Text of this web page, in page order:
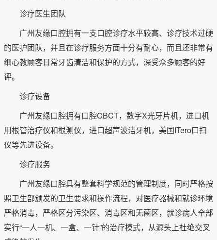
诊疗医生团队
广州友缘口腔拥有一支口腔诊疗水平较高、诊疗技术过硬
的医护团队，并且在诊疗服务方面十分有耐心，而且还非常有
细心教顾客日常牙齿清洁和保护的方式，深受众多顾客的好
评。
诊疗设备
广州友缘口腔拥有口腔CBCT，数字X光牙片机，进口机
用根管治疗仪和根测仪，进口超声波洁牙机，美国ITero口扫
仪等先进设备。
诊疗服务
广州友缘口腔具有整套科学规范的管理制度，同时严格按
照卫生部颁发的卫生要求和操作流程，对医疗器械和就诊环境
严格消毒，严格区分污染区、消毒区和无菌区，就诊病人全部
实行“一人一机、一盒、一针”的治疗模式，从源头上杜绝交叉